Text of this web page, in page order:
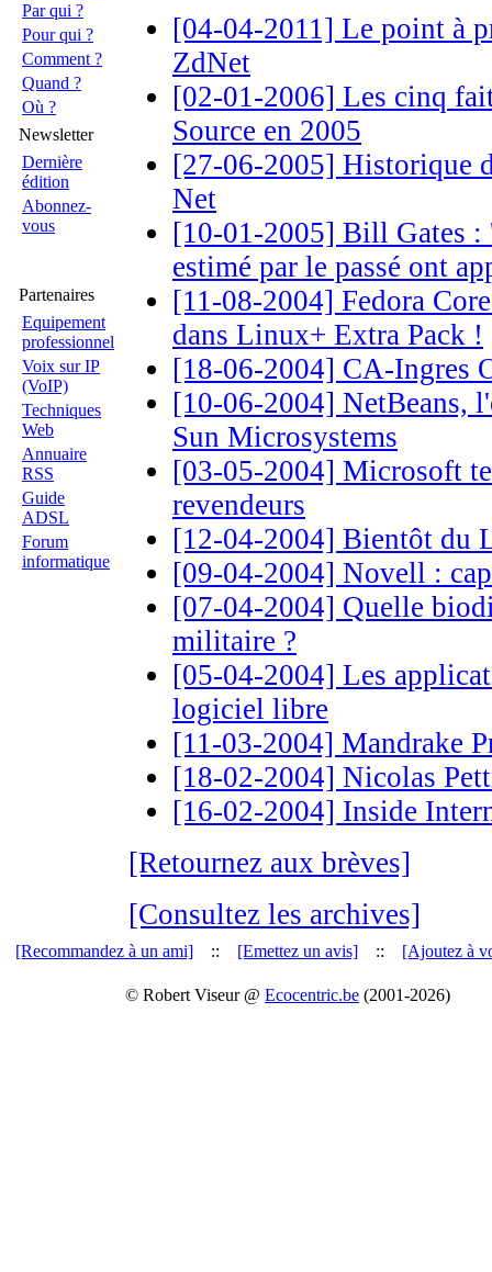
Par qui ?
Pour qui ?
Comment ?
Quand ?
Où ?
Newsletter
Dernière
édition
Abonnez-
vous
Partenaires
Equipement
professionnel
Voix sur IP
(VoIP)
Techniques
Web
Annuaire
RSS
Guide
ADSL
Forum
informatique
[04-04-2011] Le point à
ZdNet
[02-01-2006] Les cinq
Source en 2005
[27-06-2005] Historique
Net
[10-01-2005] Bill Gates :
estimé par le passé ont
[11-08-2004] Fedora
dans Linux+ Extra Pack !
[18-06-2004] CA-Ingres
[10-06-2004] NetBeans,
Sun Microsystems
[03-05-2004] Microsoft
revendeurs
[12-04-2004] Bientôt du
[09-04-2004] Novell :
[07-04-2004] Quelle
militaire ?
[05-04-2004] Les
logiciel libre
[11-03-2004] Mandrake
[18-02-2004] Nicolas
[16-02-2004] Inside
[Retournez aux brèves]
[Consultez les archives]
[Recommandez à un ami] :: [Emettez un avis] :: [Ajoutez à
© Robert Viseur @ Ecocentric.be (2001-2026)